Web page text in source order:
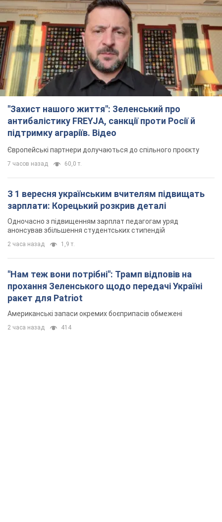
"Захист нашого життя": Зеленський про
антибалістику FREYJA, санкції проти Росії й
підтримку аграріїв. Відео
Європейські партнери долучаються до спільного проєкту
7 часов назад 60,0 т.
З 1 вересня українським вчителям підвищать
зарплати: Корецький розкрив деталі
Одночасно з підвищенням зарплат педагогам уряд
анонсував збільшення студентських стипендій
2 часа назад 1,9 т.
"Нам теж вони потрібні": Трамп відповів на
прохання Зеленського щодо передачі Україні
ракет для Patriot
Американські запаси окремих боєприпасів обмежені
2 часа назад 414